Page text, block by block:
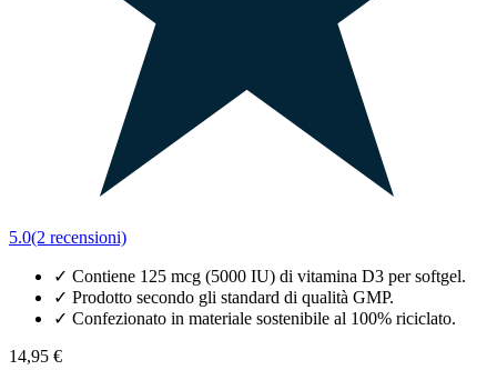
5.0(2 recensioni)
✓ Contiene 125 mcg (5000 IU) di vitamina D3 per softgel.
✓ Prodotto secondo gli standard di qualità GMP.
✓ Confezionato in materiale sostenibile al 100% riciclato.
14,95 €